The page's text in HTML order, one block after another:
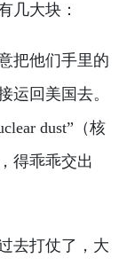
几大块：
把他们手里的
运回美国去。
dust”（核
得乖乖交出
去打仗了，大